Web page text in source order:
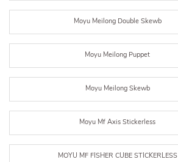
Moyu Meilong Double Skewb
Moyu Meilong Puppet
Moyu Meilong Skewb
Moyu Mf Axis Stickerless
MOYU MF FISHER CUBE STICKERLESS